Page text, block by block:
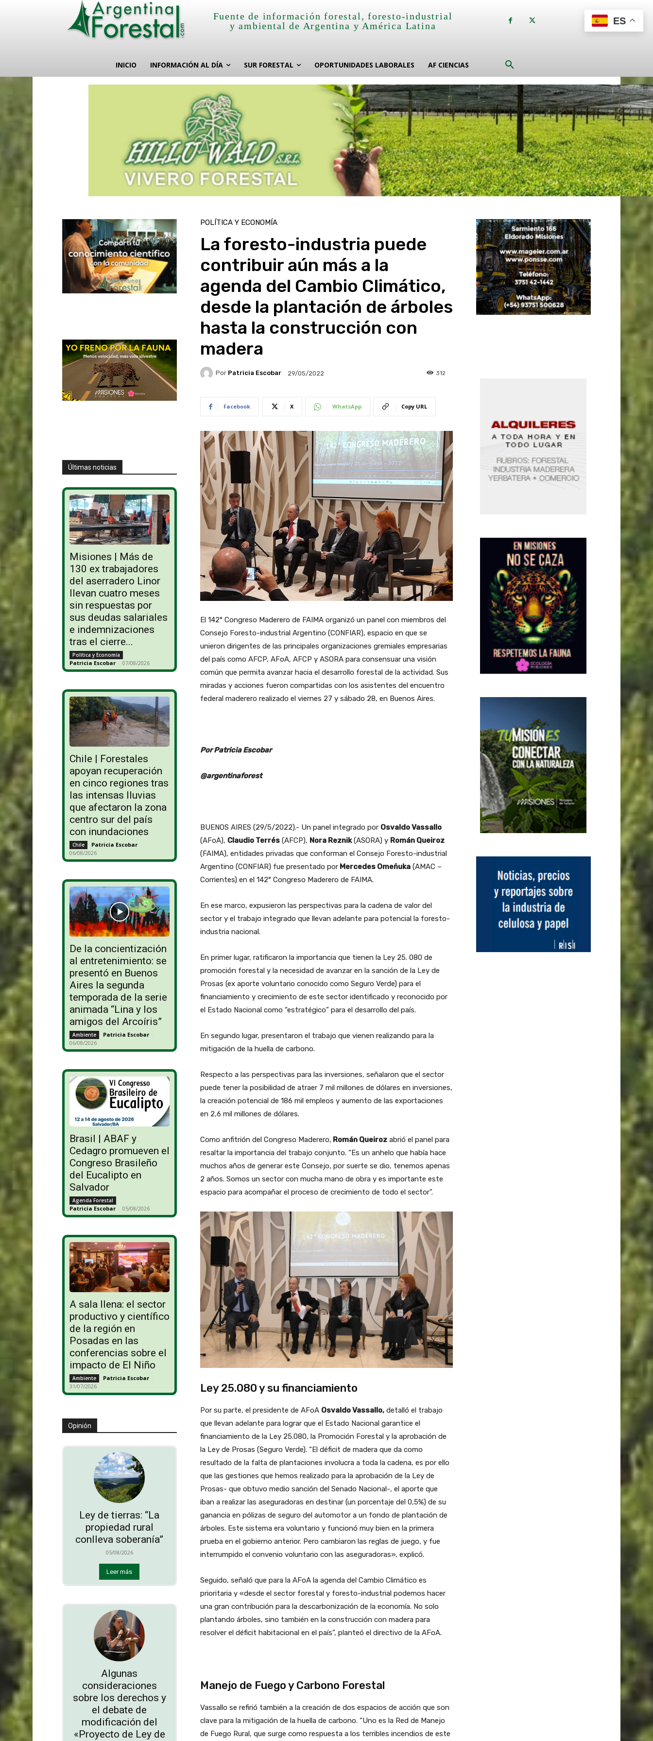
Fuente de información forestal, foresto-industrial
y ambiental de Argentina y América Latina
INICIO INFORMACIÓN AL DÍA SUR FORESTAL OPORTUNIDADES LABORALES AF CIENCIAS
Últimas noticias
Misiones | Más de
130 ex trabajadores
del aserradero Linor
llevan cuatro meses
sin respuestas por
sus deudas salariales
e indemnizaciones
tras el cierre...
Política y Economía
Patricia Escobar - 07/08/2026
Chile | Forestales
apoyan recuperación
en cinco regiones tras
las intensas lluvias
que afectaron la zona
centro sur del país
con inundaciones
Chile Patricia Escobar -
06/08/2026
De la concientización
al entretenimiento: se
presentó en Buenos
Aires la segunda
temporada de la serie
animada “Lina y los
amigos del Arcoíris”
Ambiente Patricia Escobar -
06/08/2026
Brasil | ABAF y
Cedagro promueven el
Congreso Brasileño
del Eucalipto en
Salvador
Agenda Forestal
Patricia Escobar - 05/08/2026
A sala llena: el sector
productivo y científico
de la región en
Posadas en las
conferencias sobre el
impacto de El Niño
Ambiente Patricia Escobar -
31/07/2026
Opinión
Ley de tierras: “La
propiedad rural
conlleva soberanía”
05/08/2026
Leer más
Algunas
consideraciones
sobre los derechos y
el debate de
modificación del
«Proyecto de Ley de
POLÍTICA Y ECONOMÍA
La foresto-industria puede
contribuir aún más a la
agenda del Cambio Climático,
desde la plantación de árboles
hasta la construcción con
madera
Por Patricia Escobar 29/05/2022 312
Facebook X WhatsApp Copy URL
El 142° Congreso Maderero de FAIMA organizó un panel con miembros del
Consejo Foresto-industrial Argentino (CONFIAR), espacio en que se
unieron dirigentes de las principales organizaciones gremiales empresarias
del país como AFCP, AFoA, AFCP y ASORA para consensuar una visión
común que permita avanzar hacia el desarrollo forestal de la actividad. Sus
miradas y acciones fueron compartidas con los asistentes del encuentro
federal maderero realizado el viernes 27 y sábado 28, en Buenos Aires.
Por Patricia Escobar
@argentinaforest
BUENOS AIRES (29/5/2022).- Un panel integrado por Osvaldo Vassallo
(AFoA), Claudio Terrés(AFCP), Nora Reznik(ASORA) y Román Queiroz
(FAIMA), entidades privadas que conforman el Consejo Foresto-industrial
Argentino (CONFIAR) fue presentado porMercedes Omeñuka(AMAC –
Corrientes) en el 142° Congreso Maderero de FAIMA.
En ese marco, expusieron las perspectivas para la cadena de valor del
sector y el trabajo integrado que llevan adelante para potencial la foresto-
industria nacional.
En primer lugar, ratificaron la importancia que tienen la Ley 25. 080 de
promoción forestal y la necesidad de avanzar en la sanción de la Ley de
Prosas (ex aporte voluntario conocido como Seguro Verde) para el
financiamiento y crecimiento de este sector identificado y reconocido por
el Estado Nacional como “estratégico” para el desarrollo del país.
En segundo lugar, presentaron el trabajo que vienen realizando para la
mitigación de la huella de carbono.
Respecto a las perspectivas para las inversiones, señalaron que el sector
puede tener la posibilidad de atraer 7 mil millones de dólares en inversiones,
la creación potencial de 186 mil empleos y aumento de las exportaciones
en 2,6 mil millones de dólares.
Como anfitrión del Congreso Maderero, Román Queirozabrió el panel para
resaltar la importancia del trabajo conjunto. “Es un anhelo que había hace
muchos años de generar este Consejo, por suerte se dio, tenemos apenas
2 años. Somos un sector con mucha mano de obra y es importante este
espacio para acompañar el proceso de crecimiento de todo el sector”.
Ley 25.080 y su financiamiento
Por su parte, el presidente de AFoA Osvaldo Vassallo,detalló el trabajo
que llevan adelante para lograr que el Estado Nacional garantice el
financiamiento de la Ley 25.080, la Promoción Forestal y la aprobación de
la Ley de Prosas (Seguro Verde). “El déficit de madera que da como
resultado de la falta de plantaciones involucra a toda la cadena, es por ello
que las gestiones que hemos realizado para la aprobación de la Ley de
Prosas- que obtuvo medio sanción del Senado Nacional-, el aporte que
iban a realizar las aseguradoras en destinar (un porcentaje del 0,5%) de su
ganancia en pólizas de seguro del automotor a un fondo de plantación de
árboles. Este sistema era voluntario y funcionó muy bien en la primera
prueba en el gobierno anterior. Pero cambiaron las reglas de juego, y fue
interrumpido el convenio voluntario con las aseguradoras», explicó.
Seguido, señaló que para la AFoA la agenda del Cambio Climático es
prioritaria y «desde el sector forestal y foresto-industrial podemos hacer
una gran contribución para la descarbonización de la economía. No solo
plantando árboles, sino también en la construcción con madera para
resolver el déficit habitacional en el país”, planteó el directivo de la AFoA.
Manejo de Fuego y Carbono Forestal
Vassallo se refirió también a la creación de dos espacios de acción que son
clave para la mitigación de la huella de carbono. “Uno es la Red de Manejo
de Fuego Rural, que surge como respuesta a los terribles incendios de este
ES